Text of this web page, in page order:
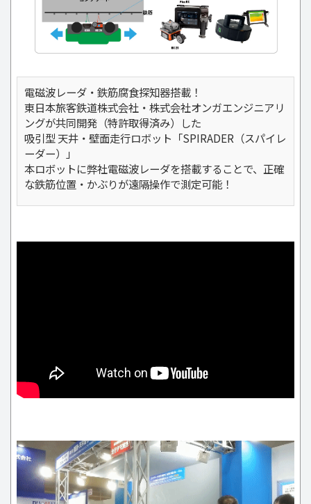
電磁波レーダ・鉄筋腐食探知器搭載！
東日本旅客鉄道株式会社・株式会社オンガエンジニアリ
ングが共同開発（特許取得済み）した
吸引型 天井・壁面走行ロボット「SPIRADER（スパイレ
ーダー）」
本ロボットに弊社電磁波レーダを搭載することで、正確
な鉄筋位置・かぶりが遠隔操作で測定可能！